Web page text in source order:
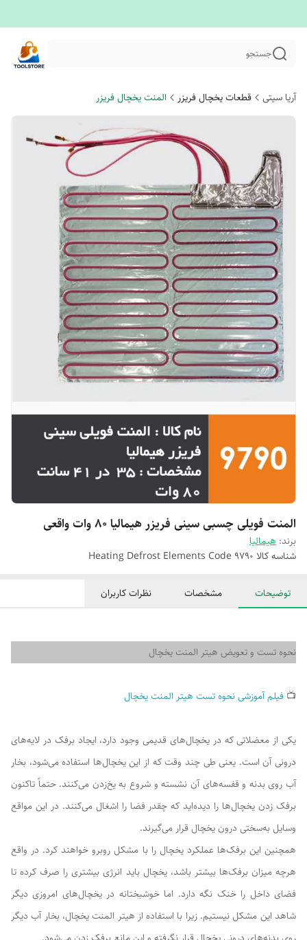
جستجو
آریا سیتی قطعات یخچال فریزر المنت یخچال فریزر
المنت فویلی چسبی سینی فریزر هیمالیا 80 وات واقعی
برند: هیمالیا
شناسه کالا Heating Defrost Elements Code 9790
توضیحات مشخصات نظرات کاربران
نحوه تست و تعویض هیتر المنت یخچال
📺 فیلم آموزشی نحوه تست هیتر المنت یخچال
یکی از معضلاتی که در یخچال‌های قدیمی وجود دارد، ایجاد برفک در لایه‌های
درونی آن است. یعنی طی چند وقت که از این یخچال‌ها استفاده می‌شود، بخار
آب روی بدنه و قفسه‌های آن نشسته و شروع به یخ‌زدن می‌کنند. حتماً تاکنون
برفک زدن یخچال‌ها را دیده‌اید که چقدر فضا را اشغال می‌کنند. در این مواقع
وسایل به‌سختی درون یخچال قرار می‌گیرند.
همچنین این برفک‌ها عملکرد یخچال را با مشکل روبرو خواهند کرد. در واقع
هرچه میزان برفک‌ها بیشتر باشد، یخچال باید انرژی بیشتری را صرف کرده تا
فضای داخل را خنک نگه دارد. اما خوشبختانه در یخچال‌های امروزی دیگر
شاهد این مشکل نیستیم. زیرا با استفاده از هیتر المنت یخچال، بخار آب دیگر